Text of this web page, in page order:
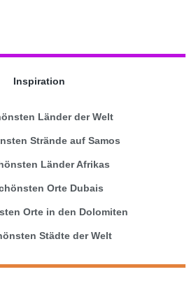
Inspiration
Länder der Welt
Strände auf Samos
Länder Afrikas
Orte Dubais
Orte in den Dolomiten
Städte der Welt